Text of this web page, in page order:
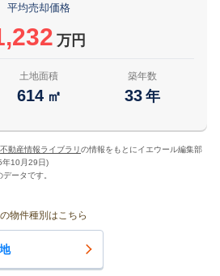
平均売却価格
万円
土地面積
614 ㎡
築年数
33 年
不動産情報ライブラリの情報をもとにイエウール編集部
年10月29日)
ータです。
物件種別はこちら